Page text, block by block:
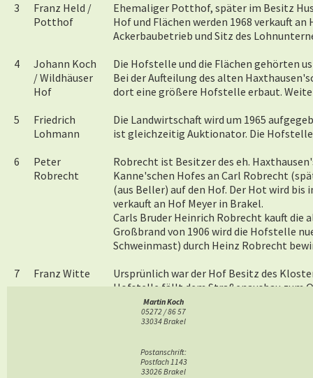
3
Franz Held /
Potthof
Ehemaliger Potthof, später im Besitz
Hof und Flächen werden 1968 verkauft
Ackerbaubetrieb und Sitz des
4
Johann Koch
/ Wildhäuser
Hof
Die Hofstelle und die Flächen gehörten
Bei der Aufteilung des alten
dort eine größere Hofstelle erbaut.
5
Friedrich
Lohmann
Die Landwirtschaft wird um 1965
ist gleichzeitig Auktionator. Die
6
Peter
Robrecht
Robrecht ist Besitzer des eh.
Kanne'schen Hofes an Carl Robrecht
(aus Beller) auf den Hof. Der Hot wird
verkauft an Hof Meyer in Brakel.
Carls Bruder Heinrich Robrecht kauft
Großbrand von 1906 wird die Hofstelle
Schweinmast) durch Heinz Robrecht
7
Franz Witte
Ursprünlich war der Hof Besitz des
Hofstelle fällt dem Straßenausbau zum
Zentrale Meyergut in Ortsmitte östlich
"Gutsbesitzer" ist ein Hartmann vor
größte Teil (320 Morgen) geht an Bauer
Martin Koch
05272 / 86 57
33034 Brakel
Postanschrift:
Postfach 1143
33026 Brakel